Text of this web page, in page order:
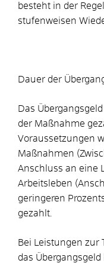
besteht in der
stufenweisen
Dauer der
Das
der Maßnahme
Voraussetzungen
Maßnahmen
Anschluss an eine
Arbeitsleben
geringeren
gezahlt.
Bei Leistungen zur
das